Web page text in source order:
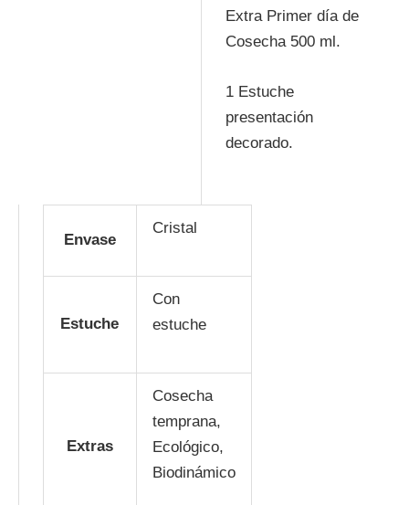
Extra Primer día de
Cosecha 500 ml.
1 Estuche
presentación
decorado.
Envase
Cristal
Estuche
Con
estuche
Extras
Cosecha
temprana,
Ecológico,
Biodinámico